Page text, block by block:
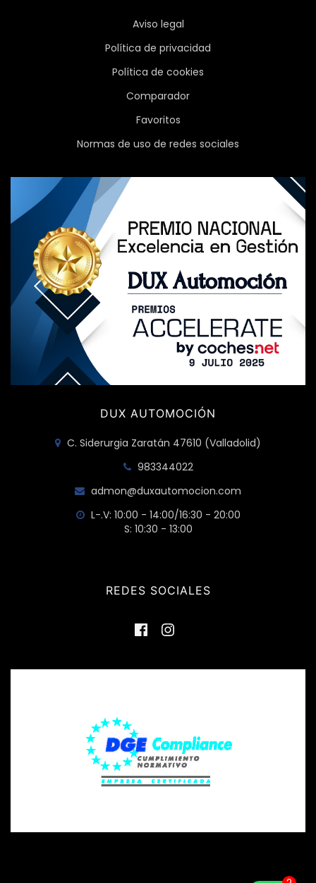
Aviso legal
Política de privacidad
Política de cookies
Comparador
Favoritos
Normas de uso de redes sociales
DUX AUTOMOCIÓN
C. Siderurgia Zaratán 47610 (Valladolid)
983344022
admon@duxautomocion.com
L-.V: 10:00 - 14:00/16:30 - 20:00
S: 10:30 - 13:00
REDES SOCIALES